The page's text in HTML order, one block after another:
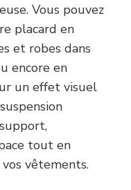
Vous pouvez
placard en
et robes dans
encore en
un effet visuel
tout en
vêtements.